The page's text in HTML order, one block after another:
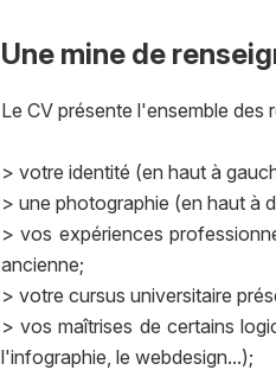
Une mine de
Le CV présente l'ensemble
> votre identité (en haut à
> une photographie (en haut à
> vos expériences
ancienne;
> votre cursus universitaire
> vos maîtrises de certains
l'infographie, le webdesign...);